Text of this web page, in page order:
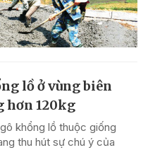
lồ ở vùng biên
hơn 120kg
khổng lồ thuộc giống
thu hút sự chú ý của